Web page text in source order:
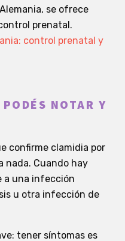
se ofrece
prenatal.
control prenatal y
NOTAR Y
confirme clamidia por
nada. Cuando hay
a una infección
u otra infección de
tener síntomas es